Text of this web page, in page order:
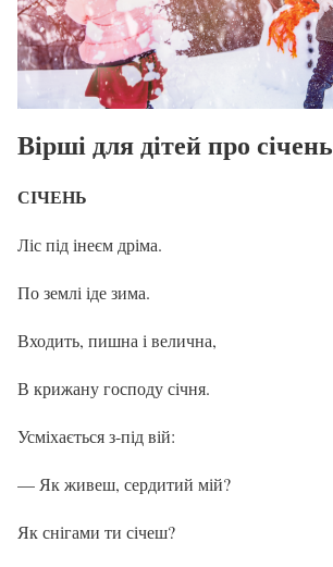
Вірші для дітей про січень
СІЧЕНЬ
Ліс під інеєм дріма.
По землі іде зима.
Входить, пишна і велична,
В крижану господу січня.
Усміхається з-під вій:
— Як живеш, сердитий мій?
Як снігами ти січеш?